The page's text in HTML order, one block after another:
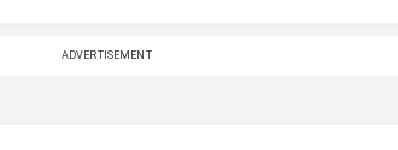
ADVERTISEMENT